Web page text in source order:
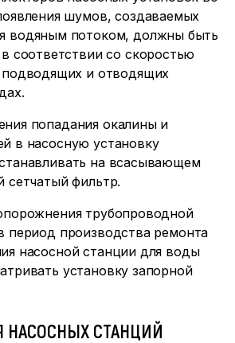
шумов, создаваемых
водяным потоком, должны быть
соответствии со скоростью
и отводящих
попадания окалины и
в насосную установку
на всасывающем
сетчатый фильтр.
трубопроводной
период производства ремонта
насосной станции для воды
установку запорной
НАСОСНЫХ СТАНЦИЙ